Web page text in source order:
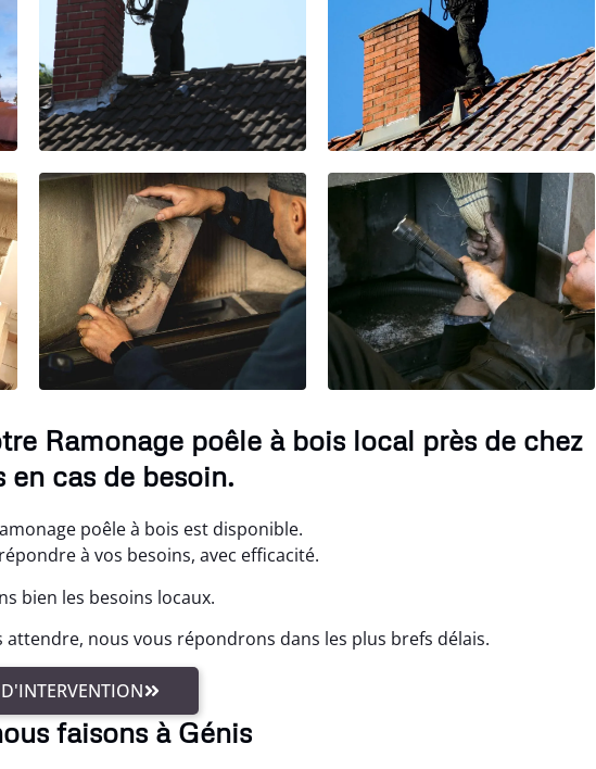
Ramonage poêle à bois local près de chez
en cas de besoin.
poêle à bois est disponible.
à vos besoins, avec efficacité.
bien les besoins locaux.
attendre, nous vous répondrons dans les plus brefs délais.
faisons à Génis